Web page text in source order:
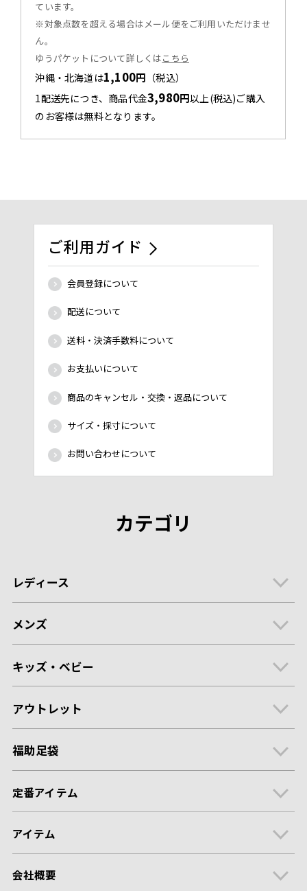
ています。
※対象点数を超える場合はメール便をご利用いただけませ
ん。
ゆうパケットについて詳しくはこちら
沖縄・北海道は1,100円 （税込）
1配送先につき、商品代金3,980円以上(税込)ご購入
のお客様は無料となります。
ご利用ガイド
会員登録について
配送について
送料・決済手数料について
お支払いについて
商品のキャンセル・交換・返品について
サイズ・採寸について
お問い合わせについて
カテゴリ
レディース
メンズ
キッズ・ベビー
アウトレット
福助足袋
定番アイテム
アイテム
会社概要